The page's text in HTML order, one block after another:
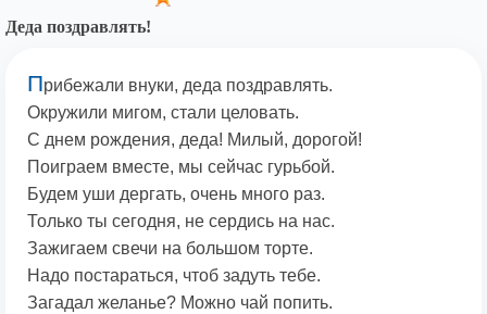
Деда поздравлять!
Прибежали внуки, деда поздравлять.
Окружили мигом, стали целовать.
С днем рождения, деда! Милый, дорогой!
Поиграем вместе, мы сейчас гурьбой.
Будем уши дергать, очень много раз.
Только ты сегодня, не сердись на нас.
Зажигаем свечи на большом торте.
Надо постараться, чтоб задуть тебе.
Загадал желанье? Можно чай попить.